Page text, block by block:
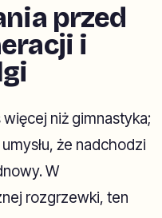
przed
i
niż gimnastyka;
że nadchodzi
W
rozgrzewki, ten